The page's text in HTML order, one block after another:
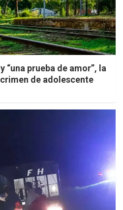
“una prueba de amor”, la
de adolescente